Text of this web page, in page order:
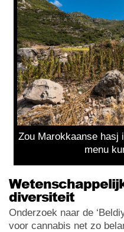
Zou Marokkaanse hasj
menu
diversiteit
Onderzoek naar de
voor cannabis net zo